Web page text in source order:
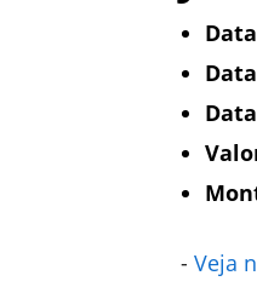
- Veja